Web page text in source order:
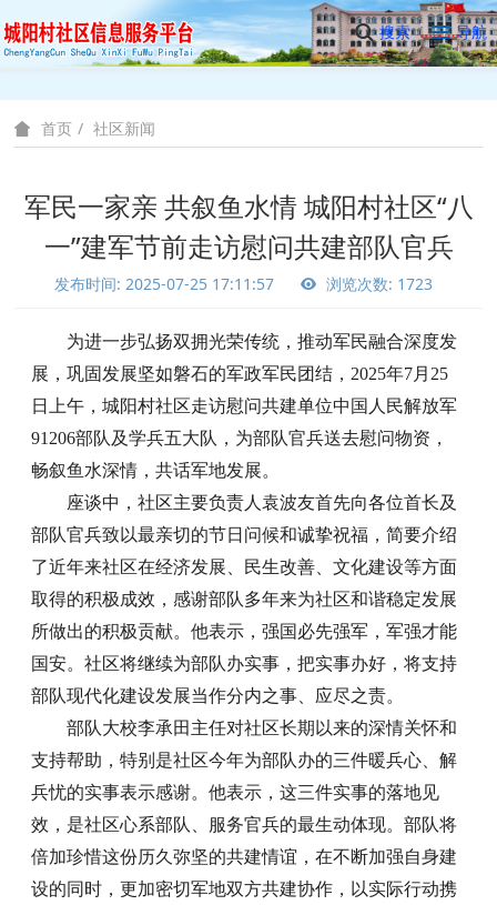
搜索 导航
首页 社区新闻
军民一家亲 共叙鱼水情 城阳村社区“八
一”建军节前走访慰问共建部队官兵
发布时间: 2025-07-25 17:11:57 浏览次数: 1723
为进一步弘扬双拥光荣传统，推动军民融合深度发
展，巩固发展坚如磐石的军政军民团结， 2025年7月25
日上午，城阳村社区走访慰问共建单位中国人民解放军
91206部队及学兵五大队，为部队官兵送去慰问物资，
畅叙鱼水深情，共话军地发展。
座谈中，社区主要负责人袁波友首先向各位首长及
部队官兵致以最亲切的节日问候和诚挚祝福，简要介绍
了近年来社区在经济发展、民生改善、文化建设等方面
取得的积极成效，感谢部队多年来为社区和谐稳定发展
所做出的积极贡献。他表示，强国必先强军，军强才能
国安。社区将继续为部队办实事，把实事办好，将支持
部队现代化建设发展当作分内之事、应尽之责。
部队大校李承田主任对社区长期以来的深情关怀和
支持帮助，特别是社区今年为部队办的三件暖兵心、解
兵忧的实事表示感谢。他表示，这三件实事的落地见
效，是社区心系部队、服务官兵的最生动体现。部队将
倍加珍惜这份历久弥坚的共建情谊，在不断加强自身建
设的同时，更加密切军地双方共建协作，以实际行动携